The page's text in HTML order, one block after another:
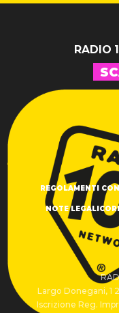
RADIO
REGOLAMENTI
NOTE LEGALI
Largo Donegani, 1
Iscrizione Reg.